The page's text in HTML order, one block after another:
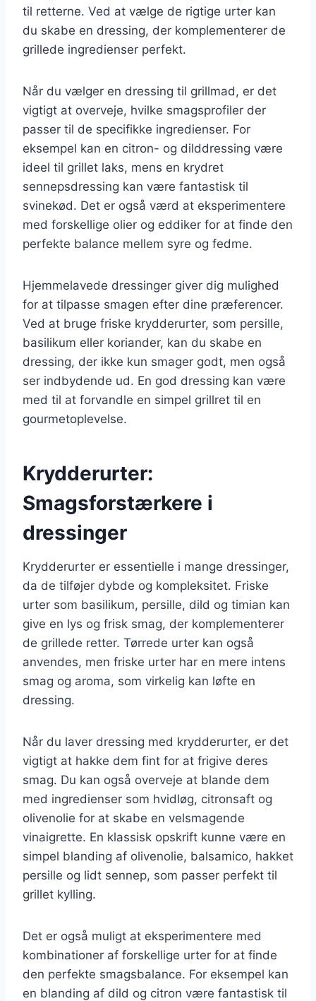
til retterne. Ved at vælge de rigtige urter kan
du skabe en dressing, der komplementerer de
grillede ingredienser perfekt.
Når du vælger en dressing til grillmad, er det
vigtigt at overveje, hvilke smagsprofiler der
passer til de specifikke ingredienser. For
eksempel kan en citron- og dilddressing være
ideel til grillet laks, mens en krydret
sennepsdressing kan være fantastisk til
svinekød. Det er også værd at eksperimentere
med forskellige olier og eddiker for at finde den
perfekte balance mellem syre og fedme.
Hjemmelavede dressinger giver dig mulighed
for at tilpasse smagen efter dine præferencer.
Ved at bruge friske krydderurter, som persille,
basilikum eller koriander, kan du skabe en
dressing, der ikke kun smager godt, men også
ser indbydende ud. En god dressing kan være
med til at forvandle en simpel grillret til en
gourmetoplevelse.
Krydderurter:
Smagsforstærkere i
dressinger
Krydderurter er essentielle i mange dressinger,
da de tilføjer dybde og kompleksitet. Friske
urter som basilikum, persille, dild og timian kan
give en lys og frisk smag, der komplementerer
de grillede retter. Tørrede urter kan også
anvendes, men friske urter har en mere intens
smag og aroma, som virkelig kan løfte en
dressing.
Når du laver dressing med krydderurter, er det
vigtigt at hakke dem fint for at frigive deres
smag. Du kan også overveje at blande dem
med ingredienser som hvidløg, citronsaft og
olivenolie for at skabe en velsmagende
vinaigrette. En klassisk opskrift kunne være en
simpel blanding af olivenolie, balsamico, hakket
persille og lidt sennep, som passer perfekt til
grillet kylling.
Det er også muligt at eksperimentere med
kombinationer af forskellige urter for at finde
den perfekte smagsbalance. For eksempel kan
en blanding af dild og citron være fantastisk til